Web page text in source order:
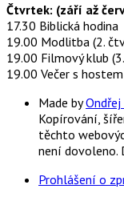
Čtvrtek: (září až
17.30 Biblická hodina
19.00 Modlitba (2.
19.00 Filmový klub
19.00 Večer s
Made by
Kopírování,
těchto
není dovoleno.
Prohlášení o